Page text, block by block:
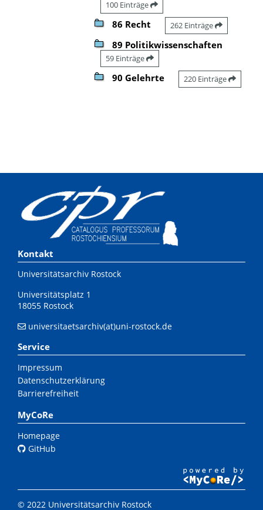
100 Einträge
86 Recht 262 Einträge
89 Politikwissenschaften
59 Einträge
90 Gelehrte 220 Einträge
Kontakt
Universitätsarchiv Rostock
Universitätsplatz 1
18055 Rostock
universitaetsarchiv(at)uni-rostock.de
Service
Impressum
Datenschutzerklärung
Barrierefreiheit
MyCoRe
Homepage
GitHub
© 2022 Universitätsarchiv Rostock